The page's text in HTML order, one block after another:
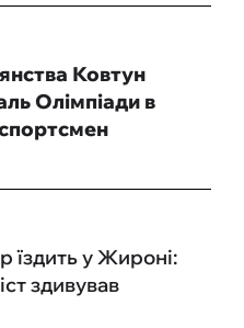
Ковтун
Олімпіади в
їздить у Жироні:
здивував